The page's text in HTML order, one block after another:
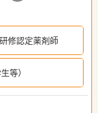
研修認定薬剤師
等）